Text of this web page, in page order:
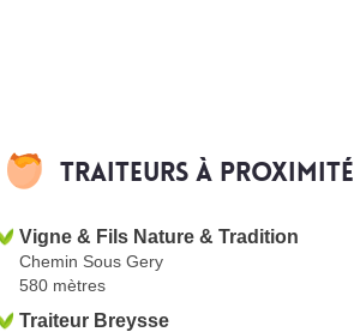
Traiteurs à proximité
Vigne & Fils Nature & Tradition
Chemin Sous Gery
580 mètres
Traiteur Breysse